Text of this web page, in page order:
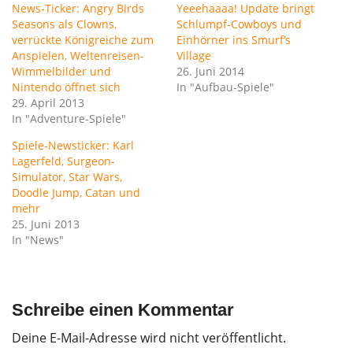
News-Ticker: Angry Birds
Seasons als Clowns,
verrückte Königreiche zum
Anspielen, Weltenreisen-
Wimmelbilder und
Nintendo öffnet sich
29. April 2013
In "Adventure-Spiele"
Yeeehaaaa! Update bringt
Schlumpf-Cowboys und
Einhörner ins Smurf’s
Village
26. Juni 2014
In "Aufbau-Spiele"
Spiele-Newsticker: Karl
Lagerfeld, Surgeon-
Simulator, Star Wars,
Doodle Jump, Catan und
mehr
25. Juni 2013
In "News"
Schreibe einen Kommentar
Deine E-Mail-Adresse wird nicht veröffentlicht.